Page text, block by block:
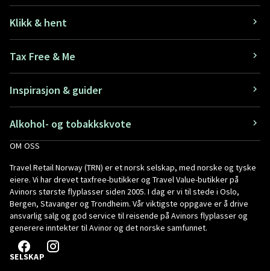
Klikk & hent
Tax Free & Me
Inspirasjon & guider
Alkohol- og tobakkskvote
OM OSS
Travel Retail Norway (TRN) er et norsk selskap, med norske og tyske
eiere. Vi har drevet taxfree-butikker og Travel Value-butikker på
Avinors største flyplasser siden 2005. I dag er vi til stede i Oslo,
Bergen, Stavanger og Trondheim. Vår viktigste oppgave er å drive
ansvarlig salg og god service til reisende på Avinors flyplasser og
generere inntekter til Avinor og det norske samfunnet.
SELSKAP